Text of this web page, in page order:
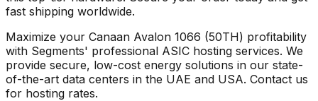
fast shipping worldwide.
Maximize your Canaan Avalon 1066 (50TH) profitability
with Segments' professional ASIC hosting services. We
provide secure, low-cost energy solutions in our state-
of-the-art data centers in the UAE and USA. Contact us
for hosting rates.